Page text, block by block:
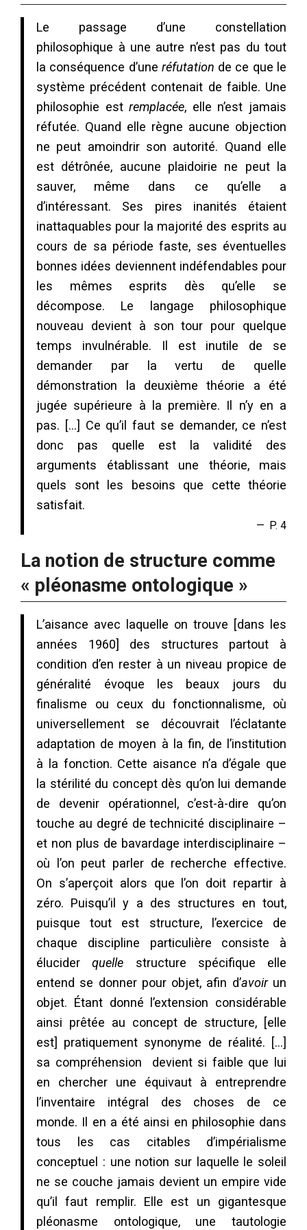
Le passage d’une constellation
philosophique à une autre n’est pas du tout
la conséquence d’une réfutation de ce que le
système précédent contenait de faible. Une
philosophie estremplacée, elle n’est jamais
réfutée. Quand elle règne aucune objection
ne peut amoindrir son autorité. Quand elle
est détrônée, aucune plaidoirie ne peut la
sauver, même dans ce qu’elle a
d’intéressant. Ses pires inanités étaient
inattaquables pour la majorité des esprits au
cours de sa période faste, ses éventuelles
bonnes idées deviennent indéfendables pour
les mêmes esprits dès qu’elle se
décompose. Le langage philosophique
nouveau devient à son tour pour quelque
temps invulnérable. Il est inutile de se
demander par la vertu de quelle
démonstration la deuxième théorie a été
jugée supérieure à la première. Il n’y en a
pas. […] Ce qu’il faut se demander, ce n’est
donc pas quelle est la validité des
arguments établissant une théorie, mais
quels sont les besoins que cette théorie
satisfait.
P. 4
La notion de structure comme
« pléonasme ontologique »
L’aisance avec laquelle on trouve [dans les
années 1960] des structures partout à
condition d’en rester à un niveau propice de
généralité évoque les beaux jours du
finalisme ou ceux du fonctionnalisme, où
universellement se découvrait l’éclatante
adaptation de moyen à la fin, de l’institution
à la fonction. Cette aisance n’a d’égale que
la stérilité du concept dès qu’on lui demande
de devenir opérationnel, c’est-à-dire qu’on
touche au degré de technicité disciplinaire –
et non plus de bavardage interdisciplinaire –
où l’on peut parler de recherche effective.
On s’aperçoit alors que l’on doit repartir à
zéro. Puisqu’il y a des structures en tout,
puisque tout est structure, l’exercice de
chaque discipline particulière consiste à
éluciderquelle structure spécifique elle
entend se donner pour objet, afin d’avoirun
objet. Étant donné l’extension considérable
ainsi prêtée au concept de structure, [elle
est] pratiquement synonyme de réalité. […]
sa compréhension devient si faible que lui
en chercher une équivaut à entreprendre
l’inventaire intégral des choses de ce
monde. Il en a été ainsi en philosophie dans
tous les cas citables d’impérialisme
conceptuel : une notion sur laquelle le soleil
ne se couche jamais devient un empire vide
qu’il faut remplir. Elle est un gigantesque
pléonasme ontologique, une tautologie